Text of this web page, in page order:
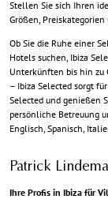
Stellen Sie sich Ihren
Größen,
Ob Sie die Ruhe einer
Hotels suchen, Ibiza
Unterkünften bis hin zu
– Ibiza Selected sorgt
Selected und genießen
persönliche Betreuung
Englisch, Spanisch,
Patrick
Ihre Profis in Ibiza für